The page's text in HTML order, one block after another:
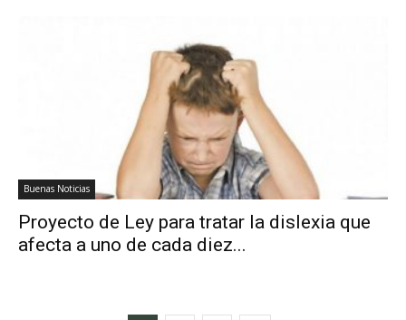
Buenas Noticias
Proyecto de Ley para tratar la dislexia que
afecta a uno de cada diez...